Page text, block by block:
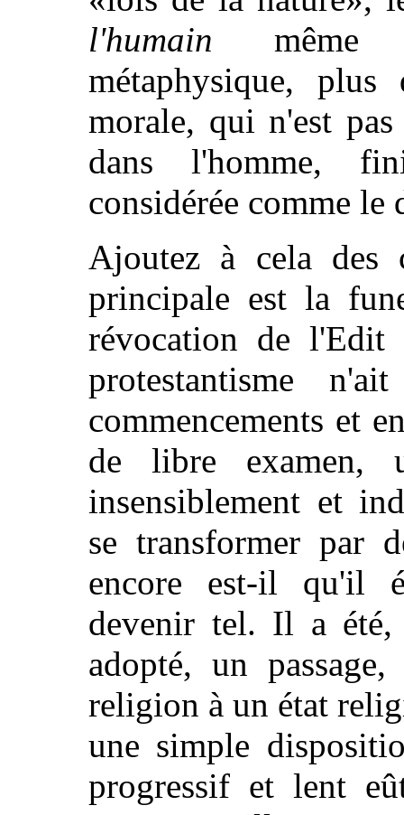
l'humain même
métaphysique,
morale, qui n'est
dans l'homme,
considérée comme le
Ajoutez à cela des
principale est la
révocation de l'Edit
protestantisme
commencements et
de libre examen,
insensiblement et
se transformer par
encore est-il qu'il
devenir tel. Il a été,
adopté, un
religion à un état
une simple
progressif et lent